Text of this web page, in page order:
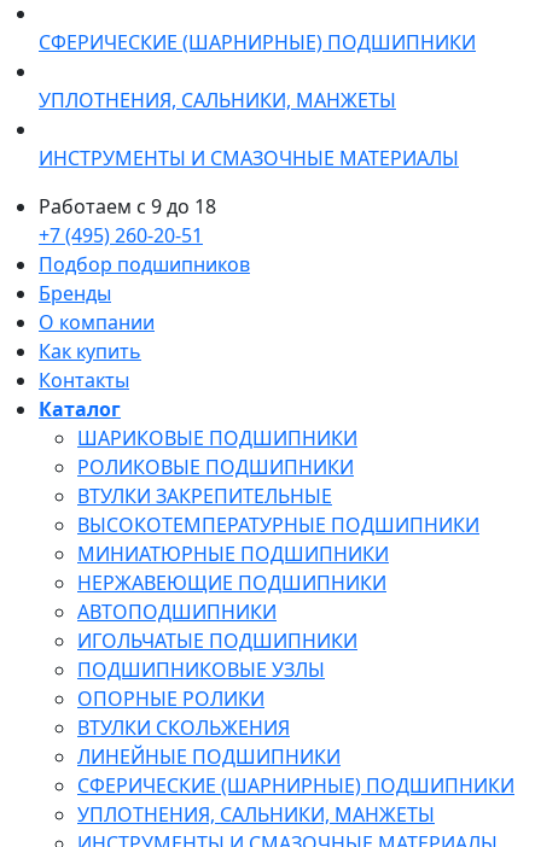
СФЕРИЧЕСКИЕ (ШАРНИРНЫЕ) ПОДШИПНИКИ
УПЛОТНЕНИЯ, САЛЬНИКИ, МАНЖЕТЫ
ИНСТРУМЕНТЫ И СМАЗОЧНЫЕ МАТЕРИАЛЫ
Работаем с 9 до 18
+7 (495) 260-20-51
Подбор подшипников
Бренды
О компании
Как купить
Контакты
Каталог
ШАРИКОВЫЕ ПОДШИПНИКИ
РОЛИКОВЫЕ ПОДШИПНИКИ
ВТУЛКИ ЗАКРЕПИТЕЛЬНЫЕ
ВЫСОКОТЕМПЕРАТУРНЫЕ ПОДШИПНИКИ
МИНИАТЮРНЫЕ ПОДШИПНИКИ
НЕРЖАВЕЮЩИЕ ПОДШИПНИКИ
АВТОПОДШИПНИКИ
ИГОЛЬЧАТЫЕ ПОДШИПНИКИ
ПОДШИПНИКОВЫЕ УЗЛЫ
ОПОРНЫЕ РОЛИКИ
ВТУЛКИ СКОЛЬЖЕНИЯ
ЛИНЕЙНЫЕ ПОДШИПНИКИ
СФЕРИЧЕСКИЕ (ШАРНИРНЫЕ) ПОДШИПНИКИ
УПЛОТНЕНИЯ, САЛЬНИКИ, МАНЖЕТЫ